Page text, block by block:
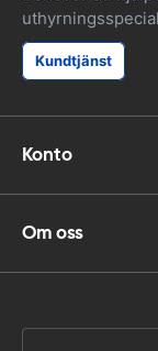
Kundtjänst
Konto
Om oss